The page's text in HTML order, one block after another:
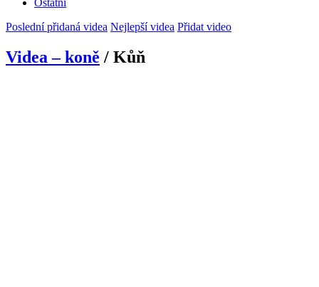
Ostatní
Poslední přidaná videa Nejlepší videa Přidat video
Videa – koně / Kůň